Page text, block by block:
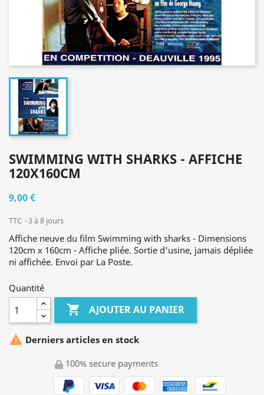
SWIMMING WITH SHARKS - AFFICHE
120X160CM
9,00 €
TTC 3 à 8 jours
Affiche neuve du film Swimming with sharks - Dimensions
120cm x 160cm - Affiche pliée. Sortie d'usine, jamais dépliée
ni affichée. Envoi par La Poste.
Quantité
 AJOUTER AU PANIER
 Derniers articles en stock
100% secure payments